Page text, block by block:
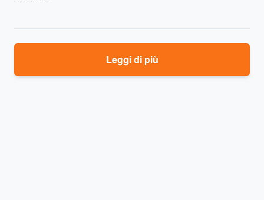
Leggi di più